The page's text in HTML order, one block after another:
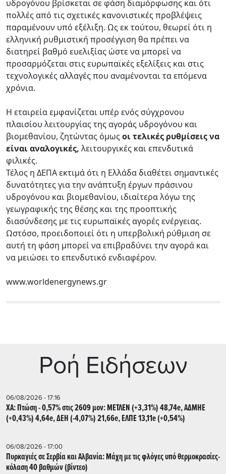
υδρογόνου βρίσκεται σε φάση διαμόρφωσης και ότι
πολλές από τις σχετικές κανονιστικές προβλέψεις
παραμένουν υπό εξέλιξη. Ως εκ τούτου, θεωρεί ότι η
ελληνική ρυθμιστική προσέγγιση θα πρέπει να
διατηρεί βαθμό ευελιξίας ώστε να μπορεί να
προσαρμόζεται στις ευρωπαϊκές εξελίξεις και στις
τεχνολογικές αλλαγές που αναμένονται τα επόμενα
χρόνια.
Η εταιρεία εμφανίζεται υπέρ ενός σύγχρονου
πλαισίου λειτουργίας της αγοράς υδρογόνου και
βιομεθανίου, ζητώντας όμωςοι τελικές ρυθμίσεις να
είναι αναλογικές, λειτουργικές και επενδυτικά
φιλικές.
Τέλος η ΔΕΠΑ εκτιμά ότι η Ελλάδα διαθέτει σημαντικές
δυνατότητες για την ανάπτυξη έργων πράσινου
υδρογόνου και βιομεθανίου, ιδιαίτερα λόγω της
γεωγραφικής της θέσης και της προοπτικής
διασύνδεσης με τις ευρωπαϊκές αγορές ενέργειας.
Ωστόσο, προειδοποιεί ότι η υπερβολική ρύθμιση σε
αυτή τη φάση μπορεί να επιβραδύνει την αγορά και
να μειώσει το επενδυτικό ενδιαφέρον.
www.worldenergynews.gr
Ρoή Ειδήσεων
06/08/2026 - 17:16
ΧΑ: Πτώση - 0,57% στις 2609 μον: ΜΕΤΛΕΝ (+3,31%) 48,74e, ΑΔΜΗΕ
(+0,43%) 4,64e, ΔΕΗ (-4,07%) 21,66e, ΕΛΠΕ 13,11e (+0,54%)
06/08/2026 - 17:00
Πυρκαγιές σε Σερβία και Αλβανία: Μάχη με τις φλόγες υπό θερμοκρασίες-
κόλαση 40 βαθμών (βίντεο)